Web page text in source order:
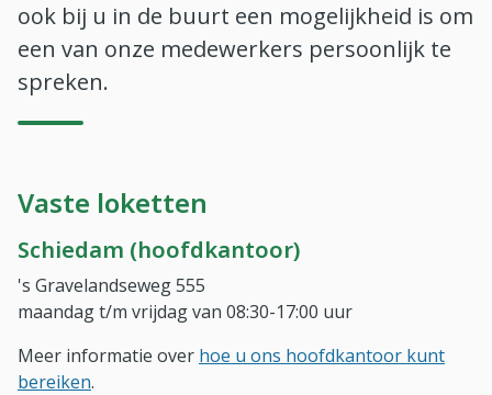
ook bij u in de buurt een mogelijkheid is om
een van onze medewerkers persoonlijk te
spreken.
Vaste loketten
Schiedam (hoofdkantoor)
's Gravelandseweg 555
maandag t/m vrijdag van 08:30-17:00 uur
Meer informatie over hoe u ons hoofdkantoor kunt
bereiken.